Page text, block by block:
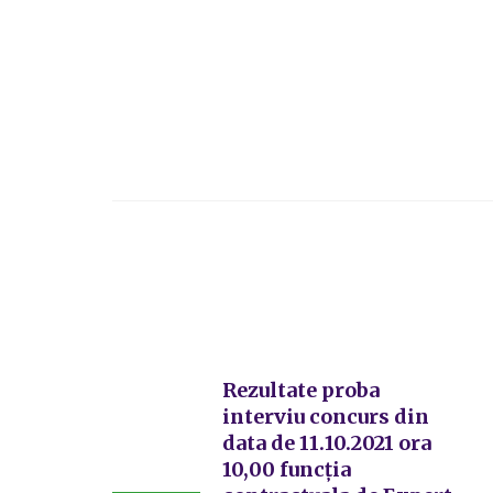
Rezultate proba
interviu concurs din
data de 11.10.2021 ora
10,00 funcția